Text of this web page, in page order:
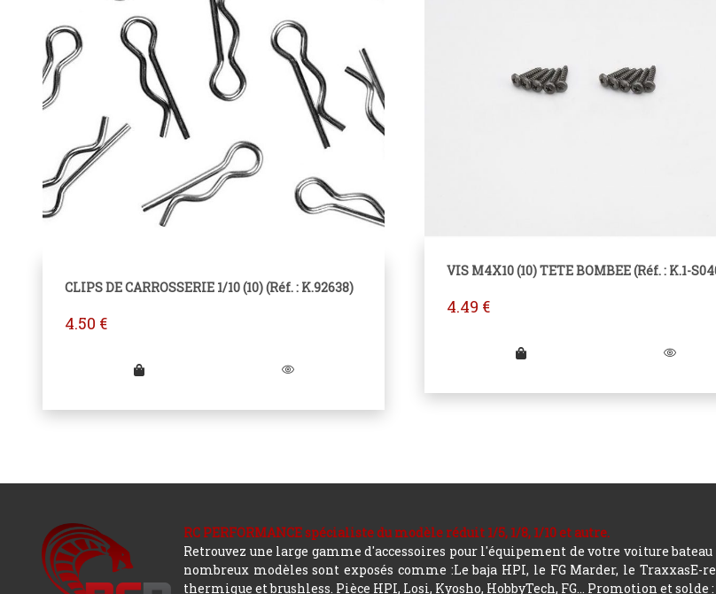
CLIPS DE CARROSSERIE 1/10 (10) (Réf. : K.92638)
4.50 €
VIS M4X10 (10) TETE BOMBEE (Réf. : K.1-
4.49 €
RC PERFORMANCE spécialiste du modèle réduit 1/5, 1/8, 1/10 et autre.
Retrouvez une large gamme d'accessoires pour l'équipement de votre voiture
nombreux modèles sont exposés comme :Le baja HPI, le FG Marder, le
thermique et brushless. Pièce HPI, Losi, Kyosho, HobbyTech, FG... Promotion et solde :